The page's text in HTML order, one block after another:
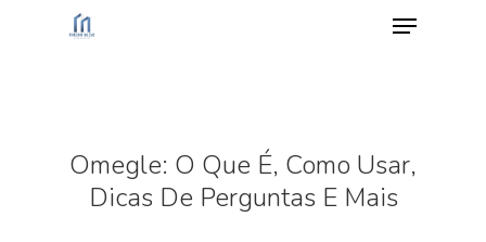
Omegle: O Que É, Como Usar,
Dicas De Perguntas E Mais